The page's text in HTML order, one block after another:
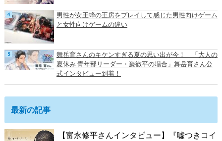
男性が女王蜂の王房をプレイして感じた男性向けゲーム
と女性向けゲームの違い
舞岳育さんのキケンすぎる夏の思い出が今！ 「大人の
夏休み 青年部リーダー・巌徹平の場合」舞岳育さん公
式インタビュー到着！
最新の記事
【富永修平さんインタビュー】『嘘つきコイ